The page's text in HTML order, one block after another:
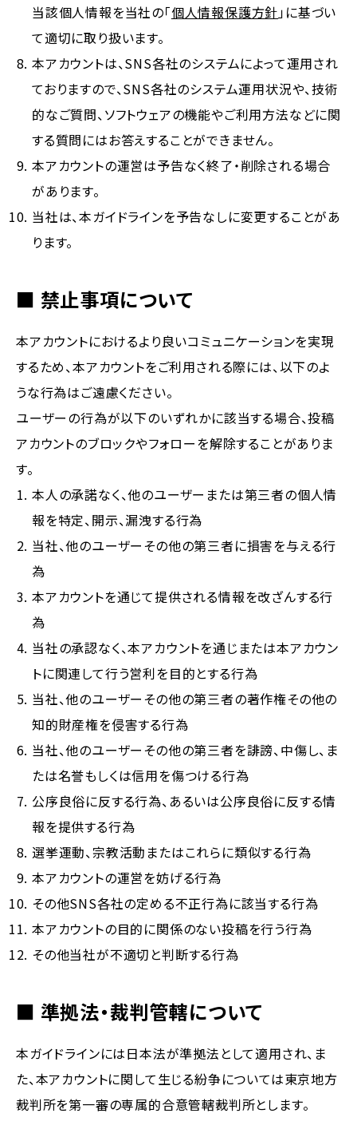
当該個人情報を当社の「個人情報保護方針 」に基づい
て適切に取り扱います。
本アカウントは、SNS各社のシステムによって運用され
ておりますので、SNS各社のシステム運用状況や、技術
的なご質問、ソフトウェアの機能やご利用方法などに関
する質問にはお答えすることができません。
本アカウントの運営は予告なく終了・削除される場合
があります。
当社は、本ガイドラインを予告なしに変更することがあ
ります。
■ 禁止事項について
本アカウントにおけるより良いコミュニケーションを実現
するため、本アカウントをご利用される際には、以下のよ
うな行為はご遠慮ください。
ユーザーの行為が以下のいずれかに該当する場合、投稿
アカウントのブロックやフォローを解除することがありま
す。
本人の承諾なく、他のユーザーまたは第三者の個人情
報を特定、開示、漏洩する行為
当社、他のユーザーその他の第三者に損害を与える行
為
本アカウントを通じて提供される情報を改ざんする行
為
当社の承認なく、本アカウントを通じまたは本アカウン
トに関連して行う営利を目的とする行為
当社、他のユーザーその他の第三者の著作権その他の
知的財産権を侵害する行為
当社、他のユーザーその他の第三者を誹謗、中傷し、ま
たは名誉もしくは信用を傷つける行為
公序良俗に反する行為、あるいは公序良俗に反する情
報を提供する行為
選挙運動、宗教活動またはこれらに類似する行為
本アカウントの運営を妨げる行為
その他SNS各社の定める不正行為に該当する行為
本アカウントの目的に関係のない投稿を行う行為
その他当社が不適切と判断する行為
■ 準拠法・裁判管轄について
本ガイドラインには日本法が準拠法として適用され、ま
た、本アカウントに関して生じる紛争については東京地方
裁判所を第一審の専属的合意管轄裁判所とします。